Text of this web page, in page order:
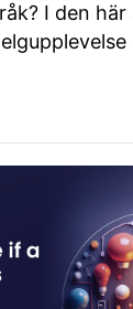
I den
i startups